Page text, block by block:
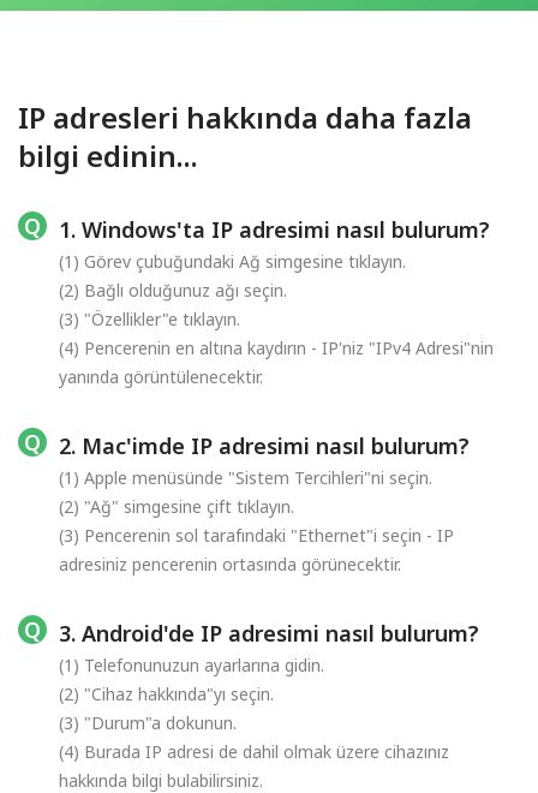
IP adresleri hakkında daha fazla
bilgi edinin...
1. Windows'ta IP adresimi nasıl bulurum?
(1) Görev çubuğundaki Ağ simgesine tıklayın.
(2) Bağlı olduğunuz ağı seçin.
(3) "Özellikler"e tıklayın.
(4) Pencerenin en altına kaydırın - IP'niz "IPv4 Adresi"nin
yanında görüntülenecektir.
2. Mac'imde IP adresimi nasıl bulurum?
(1) Apple menüsünde "Sistem Tercihleri"ni seçin.
(2) "Ağ" simgesine çift tıklayın.
(3) Pencerenin sol tarafındaki "Ethernet"i seçin - IP
adresiniz pencerenin ortasında görünecektir.
3. Android'de IP adresimi nasıl bulurum?
(1) Telefonunuzun ayarlarına gidin.
(2) "Cihaz hakkında"yı seçin.
(3) "Durum"a dokunun.
(4) Burada IP adresi de dahil olmak üzere cihazınız
hakkında bilgi bulabilirsiniz.